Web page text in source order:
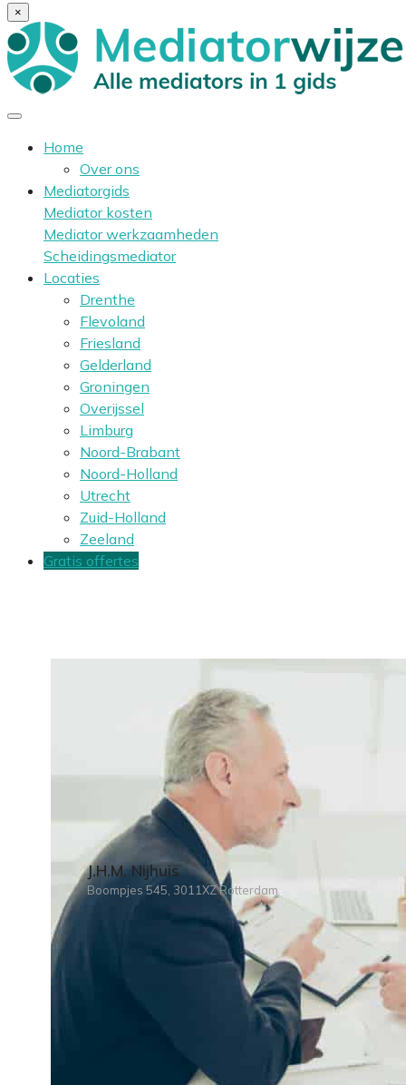
×
Home
Over ons
Mediatorgids
Mediator kosten
Mediator werkzaamheden
Scheidingsmediator
Locaties
Drenthe
Flevoland
Friesland
Gelderland
Groningen
Overijssel
Limburg
Noord-Brabant
Noord-Holland
Utrecht
Zuid-Holland
Zeeland
Gratis offertes
J.H.M. Nijhuis
Boompjes 545, 3011XZ Rotterdam